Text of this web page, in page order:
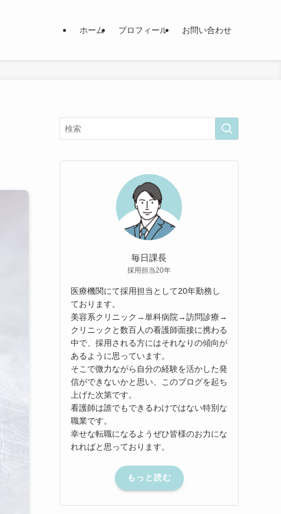
ホーム プロフィール お問い合わせ
毎日課長
採用担当20年
医療機関にて採用担当として20年勤務し
ております。
美容系クリニック→単科病院→訪問診療→
クリニックと数百人の看護師面接に携わる
中で、採用される方にはそれなりの傾向が
あるように思っています。
そこで微力ながら自分の経験を活かした発
信ができないかと思い、このブログを起ち
上げた次第です。
看護師は誰でもできるわけではない特別な
職業です。
幸せな転職になるようぜひ皆様のお力にな
れればと思っております。
もっと読む